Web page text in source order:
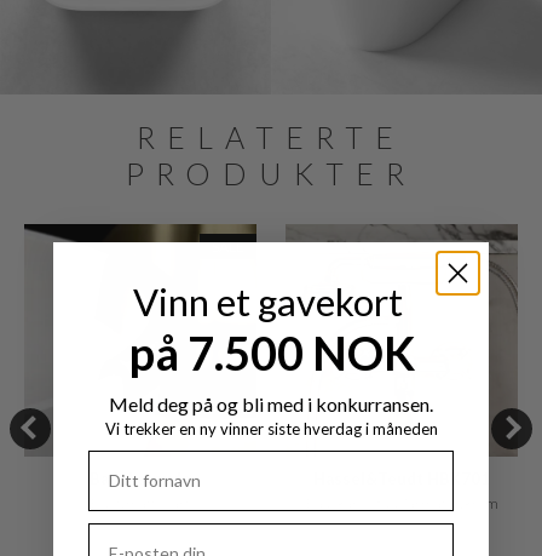
RELATERTE
PRODUKTER
SALE
Badekarpude
Badekar- og dusjarmatur, krom
Vinn et gavekort
på 7.500 NOK
Meld deg på og bli med i konkurransen.
Vi trekker en ny vinner siste hverdag i måneden